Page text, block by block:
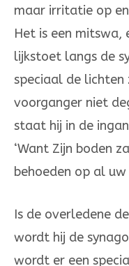
maar irritatie op
Het is een mitswa,
lijkstoet langs de
speciaal de lichten
voorganger niet
staat hij in de
‘Want Zijn boden
behoeden op al uw
Is de overledene
wordt hij de
wordt er een